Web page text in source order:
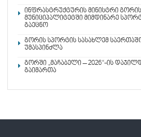
ინფრასტრუქტურის მინისტრი გორის
მუნიციპალიტეტში მიმდინარე
გაეცნო
გორის სპორტის სასახლემ
უმასპინძლა
გორში „მაჩაბელი – 2026“-ის
გაიმართა